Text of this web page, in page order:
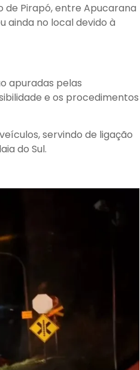
Pirapó, entre Apucarana
ainda no local devido à
apuradas pelas
e os procedimentos
servindo de ligação
do Sul.